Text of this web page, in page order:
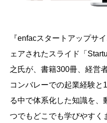
『enfacスタートアップサ
ェアされたスライド「
之氏が、書籍300冊、経営
コンバレーでの起業経験と
る中で体系化した知識を、
つでもどこでも学びやすく